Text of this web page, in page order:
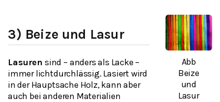
3) Beize und Lasur
Lasuren sind – anders als Lacke –
immer lichtdurchlässig. Lasiert wird
in der Hauptsache Holz, kann aber
auch bei anderen Materialien
Abb
Beize
und
Lasur